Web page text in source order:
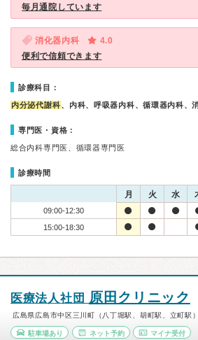
毎月通院しています
消化器内科
4.0
便利で信頼できます
診療科目：
内分泌代謝科、内科、呼吸器内科、循環器内科、
専門医・資格：
総合内科専門医、循環器専門医
診療時間
月 火 水
09:00-12:30
15:00-18:30
医療法人社団 原田クリニック
広島県広島市中区三川町（八丁堀駅、胡町駅、立町駅）
駐車場あり ネット予約 マイナ受付